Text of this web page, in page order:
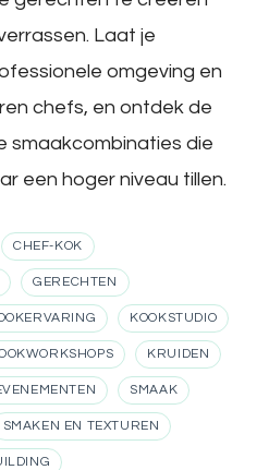
Laat je
omgeving en
chefs, en ontdek de
smaakcombinaties die
een hoger niveau tillen.
CHEF-KOK
GERECHTEN
KOOKSTUDIO
KRUIDEN
SMAAK
SMAKEN EN TEXTUREN